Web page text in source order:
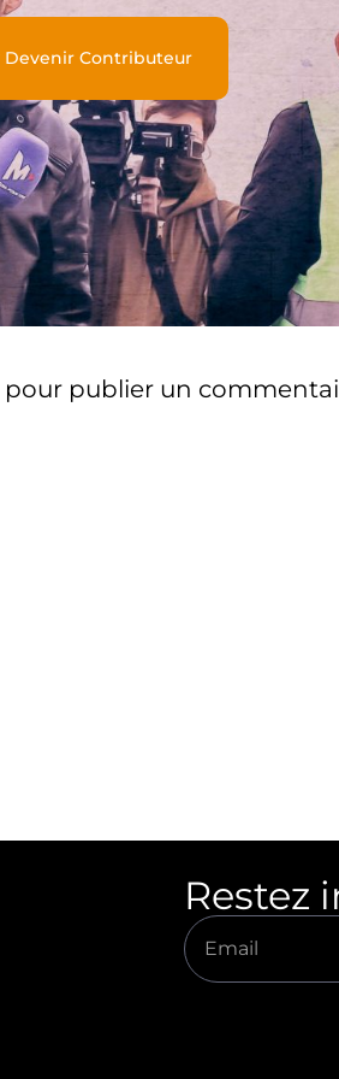
Devenir Contributeur
pour publier un
Restez